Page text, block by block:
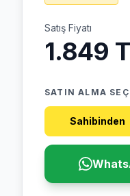
Satış Fiyatı
1.849
SATIN ALMA
Sahibinden